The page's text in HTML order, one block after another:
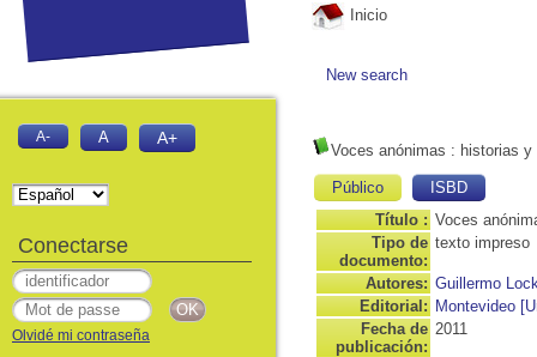
Inicio
New search
Voces anónimas : historias y
Público
ISBD
Título : Voces
Tipo de
documento:
texto impreso
Autores: Guillermo
Editorial: Montevideo
Fecha de
publicación:
2011
A- A A+
Conectarse
Olvidé mi contraseña